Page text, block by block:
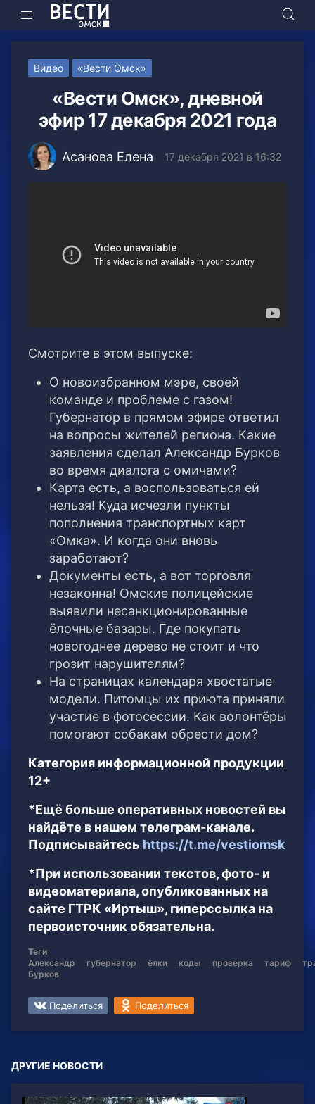
Видео «Вести Омск»
«Вести Омск», дневной
эфир 17 декабря 2021 года
Асанова Елена 17 декабря 2021 в 16:32
Смотрите в этом выпуске:
О новоизбранном мэре, своей
команде и проблеме с газом!
Губернатор в прямом эфире ответил
на вопросы жителей региона. Какие
заявления сделал Александр Бурков
во время диалога с омичами?
Карта есть, а воспользоваться ей
нельзя! Куда исчезли пункты
пополнения транспортных карт
«Омка». И когда они вновь
заработают?
Документы есть, а вот торговля
незаконна! Омские полицейские
выявили несанкционированные
ёлочные базары. Где покупать
новогоднее дерево не стоит и что
грозит нарушителям?
На страницах календаря хвостатые
модели. Питомцы их приюта приняли
участие в фотосессии. Как волонтёры
помогают собакам обрести дом?
Категория информационной продукции
12+
*Ещё больше оперативных новостей вы
найдёте в нашем телеграм-канале.
Подписывайтесь https://t.me/vestiomsk
*При использовании текстов, фото- и
видеоматериала, опубликованных на
сайте ГТРК «Иртыш», гиперссылка на
первоисточник обязательна.
Теги
Александр
Бурков
губернатор ёлки коды проверка тариф
Поделиться Поделиться
ДРУГИЕ НОВОСТИ